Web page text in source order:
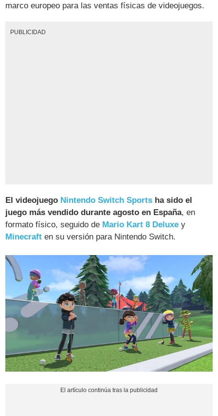
marco europeo para las ventas físicas de videojuegos.
PUBLICIDAD
El videojuego Nintendo Switch Sports ha sido el
juego más vendido durante agosto en España, en
formato físico, seguido de Mario Kart 8 Deluxe y
Minecraft en su versión para Nintendo Switch.